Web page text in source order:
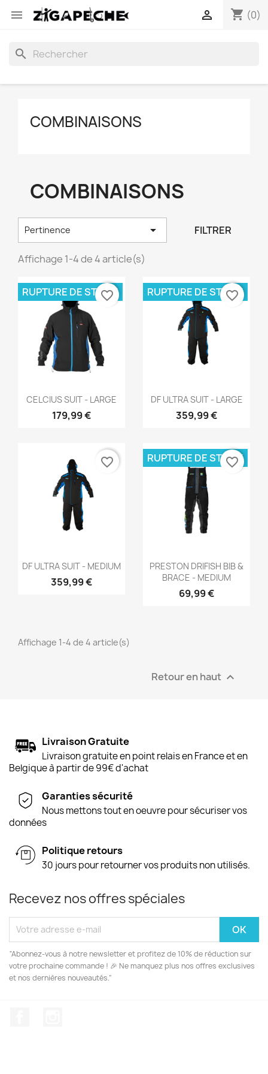
 shopping_cart (0)

search
COMBINAISONS
COMBINAISONS
Pertinence  FILTRER
Affichage 1-4 de 4 article(s)
Aperçu rapide
CELCIUS SUIT - LARGE
179,99 €
RUPTURE DE STOCK
favorite_border
Aperçu rapide
DF ULTRA SUIT - LARGE
359,99 €
RUPTURE DE STOCK
favorite_border
Aperçu rapide
DF ULTRA SUIT - MEDIUM
359,99 €
favorite_border
Aperçu rapide
PRESTON DRIFISH BIB &
BRACE - MEDIUM
69,99 €
RUPTURE DE STOCK
favorite_border
Affichage 1-4 de 4 article(s)
Retour en haut 
Livraison Gratuite
Livraison gratuite en point relais en France et en
Belgique à partir de 99€ d'achat
Garanties sécurité
Nous mettons tout en oeuvre pour sécuriser vos
données
Politique retours
30 jours pour retourner vos produits non utilisés.
Recevez nos offres spéciales
“Abonnez-vous à notre newsletter et profitez de 10% de réduction sur
votre prochaine commande ! 🎉 Ne manquez plus nos offres exclusives
et nos dernières nouveautés.”